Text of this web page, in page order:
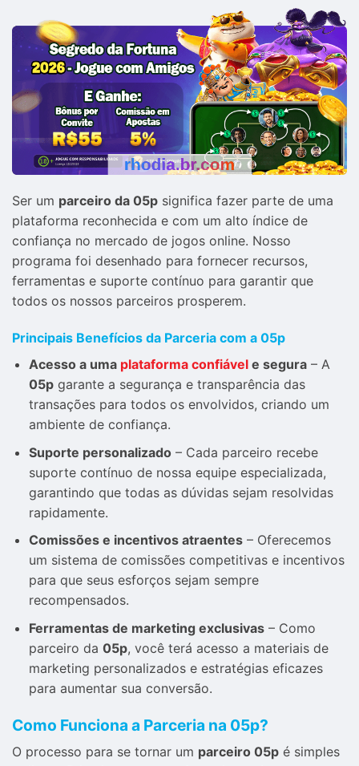
Ser um parceiro da 05p significa fazer parte de uma
plataforma reconhecida e com um alto índice de
confiança no mercado de jogos online. Nosso
programa foi desenhado para fornecer recursos,
ferramentas e suporte contínuo para garantir que
todos os nossos parceiros prosperem.
Principais Benefícios da Parceria com a 05p
Acesso a uma plataforma confiávele segura– A
05pgarante a segurança e transparência das
transações para todos os envolvidos, criando um
ambiente de confiança.
Suporte personalizado– Cada parceiro recebe
suporte contínuo de nossa equipe especializada,
garantindo que todas as dúvidas sejam resolvidas
rapidamente.
Comissões e incentivos atraentes– Oferecemos
um sistema de comissões competitivas e incentivos
para que seus esforços sejam sempre
recompensados.
Ferramentas de marketing exclusivas– Como
parceiro da 05p, você terá acesso a materiais de
marketing personalizados e estratégias eficazes
para aumentar sua conversão.
Como Funciona a Parceria na 05p?
O processo para se tornar um parceiro 05p é simples